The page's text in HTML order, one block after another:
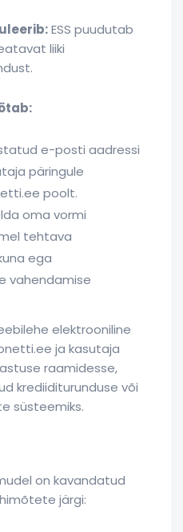
ESS puudutab
liiki
e-posti aadressi
päringule
poolt.
oma vormi
tehtava
ega
vahendamise
elektrooniline
ja kasutaja
raamidesse,
krediiditurunduse või
süsteemiks.
on kavandatud
järgi: